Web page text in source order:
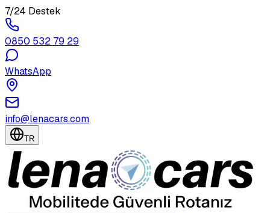
7/24 Destek
0850 532 79 29
WhatsApp
info@lenacars.com
TR